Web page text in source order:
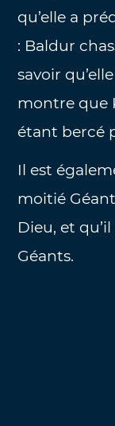
qu’elle a
: Baldur
savoir
montre que
étant bercé
Il est
moitié
Dieu, et
Géants.